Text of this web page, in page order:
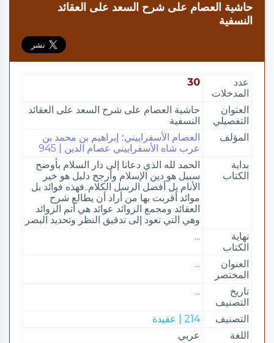
حاشية العصام على شرح السعد على العقائد
النسفية
عدد
المدخلات
30
العنوان
التفصيلي
حاشية العصام على شرح السعد على العقائد
النسفية
المؤلف
العصام الأسفراييني؛ إبراهيم بن محمد بن
عرب شاه الأسفراييني عصام الدين | 945
بداية
الكتاب
الحمد لله الذي دعانا إلى دار السلام بأوضح
سبيل هو دين الإسلام وأرجح دليل هو خير
الأنام بل أفضل الرسل الكلام..فهذه فوائد بل
موائد أقربت بها من أراد أن يطالع شرح
العقائد ومجمع الزوائد عوائد هي أتم الزوائد
وهي التي تعود إلى تدقيق النظر وتحديد البصر
نهاية
الكتاب
...
العنوان
المختصر
...
تاريخ
التصنيف
...
التصنيف
214 | عقيدة
اللغة
عربي